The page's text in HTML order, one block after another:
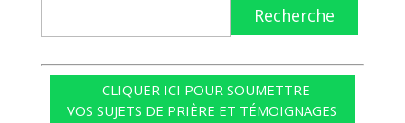
Recherche
CLIQUER ICI POUR SOUMETTRE
VOS SUJETS DE PRIÈRE ET TÉMOIGNAGES